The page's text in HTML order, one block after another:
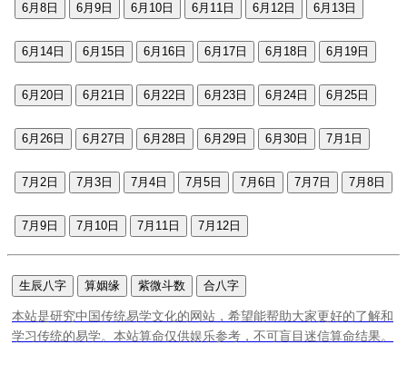
6月8日 6月9日 6月10日 6月11日 6月12日 6月13日
6月14日 6月15日 6月16日 6月17日 6月18日 6月19日
6月20日 6月21日 6月22日 6月23日 6月24日 6月25日
6月26日 6月27日 6月28日 6月29日 6月30日 7月1日
7月2日 7月3日 7月4日 7月5日 7月6日 7月7日 7月8日
7月9日 7月10日 7月11日 7月12日
生辰八字 算姻缘 紫微斗数 合八字
本站是研究中国传统易学文化的网站，希望能帮助大家更好的了解和
学习传统的易学。本站算命仅供娱乐参考，不可盲目迷信算命结果。